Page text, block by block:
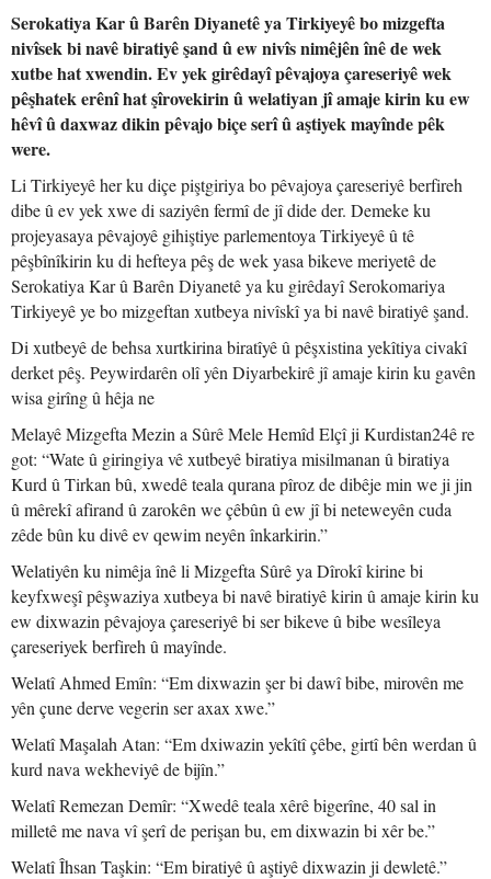
Serokatiya Kar û Barên Diyanetê ya Tirkiyeyê bo mizgefta
nivîsek bi navê biratiyê şand û ew nivîs nimêjên înê de wek
xutbe hat xwendin. Ev yek girêdayî pêvajoya çareseriyê wek
pêşhatek erênî hat şîrovekirin û welatiyan jî amaje kirin ku ew
hêvî û daxwaz dikin pêvajo biçe serî û aştiyek mayînde pêk
were.
Li Tirkiyeyê her ku diçe piştgiriya bo pêvajoya çareseriyê berfireh
dibe û ev yek xwe di saziyên fermî de jî dide der. Demeke ku
projeyasaya pêvajoyê gihiştiye parlementoya Tirkiyeyê û tê
pêşbînîkirin ku di hefteya pêş de wek yasa bikeve meriyetê de
Serokatiya Kar û Barên Diyanetê ya ku girêdayî Serokomariya
Tirkiyeyê ye bo mizgeftan xutbeya nivîskî ya bi navê biratiyê şand.
Di xutbeyê de behsa xurtkirina biratîyê û pêşxistina yekîtiya civakî
derket pêş. Peywirdarên olî yên Diyarbekirê jî amaje kirin ku gavên
wisa girîng û hêja ne
Melayê Mizgefta Mezin a Sûrê Mele Hemîd Elçî ji Kurdistan24ê re
got: “Wate û giringiya vê xutbeyê biratiya misilmanan û biratiya
Kurd û Tirkan bû, xwedê teala qurana pîroz de dibêje min we ji jin
û mêrekî afirand û zarokên we çêbûn û ew jî bi neteweyên cuda
zêde bûn ku divê ev qewim neyên înkarkirin.”
Welatiyên ku nimêja înê li Mizgefta Sûrê ya Dîrokî kirine bi
keyfxweşî pêşwaziya xutbeya bi navê biratiyê kirin û amaje kirin ku
ew dixwazin pêvajoya çareseriyê bi ser bikeve û bibe wesîleya
çareseriyek berfireh û mayînde.
Welatî Ahmed Emîn: “Em dixwazin şer bi dawî bibe, mirovên me
yên çune derve vegerin ser axax xwe.”
Welatî Maşalah Atan: “Em dxiwazin yekîtî çêbe, girtî bên werdan û
kurd nava wekheviyê de bijîn.”
Welatî Remezan Demîr: “Xwedê teala xêrê bigerîne, 40 sal in
milletê me nava vî şerî de perişan bu, em dixwazin bi xêr be.”
Welatî Îhsan Taşkin: “Em biratiyê û aştiyê dixwazin ji dewletê.”